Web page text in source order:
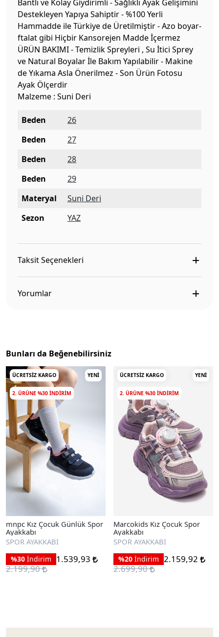
Bantlı ve Kolay Giydirimli - Sağlıklı Ayak Gelişimini
Destekleyen Yapıya Sahiptir - %100 Yerli
Hammadde ile Türkiye de Üretilmiştir - Azo boyar-
ftalat gibi Hiçbir Kansorejen Madde İçermez
ÜRÜN BAKIMI - Temizlik Spreyleri , Su İtici Sprey
ve Natural Boyalar İle Bakım Yapılabilir - Makine
de Yıkama Asla Önerilmez - Son Ürün Fotosu
Ayak Ölçerdir
Malzeme : Suni Deri
Beden
26
Beden
27
Beden
28
Beden
29
Materyal
Suni Deri
Sezon
YAZ
Taksit Seçenekleri
Yorumlar
Bunları da Beğenebilirsiniz
ÜCRETSIZ KARGO YENI
2. ÜRÜNE %30 INDIRIM
mnpc Kız Çocuk Günlük Spor
Ayakkabı
SPOR AYAKKABI
%30 İndirim
1.539,93
2.199,90
ÜCRETSIZ KARGO YENI
2. ÜRÜNE %30 INDIRIM
Marcokids Kız Çocuk Spor
Ayakkabı
SPOR AYAKKABI
%20 İndirim 2.159,92
2.699,90